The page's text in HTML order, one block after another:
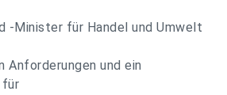
-Minister für Handel und Umwelt
Anforderungen und ein
für